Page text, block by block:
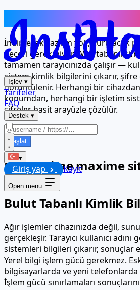
İşlev ▾
Tarifeler
FAQ
Destek ▾
▾
Giriş yap Kayıt
Open menu
Şifreleri
İndirilecek yazılım yok, kurulacak
beceri gerekmiyor. Web tabanlı
tamamen tarayıcınızda çalışır —
sistem kimlik bilgilerini çıkarır,
görüntülenir. Herhangi bir
konumdan, herhangi bir işletim
şifreler basit arayüzle çözülür.
Başlat
Nemo vitae maxime
Bulut Tabanlı Kimlik
Ağır işlemler cihazınızda değil,
gerçekleşir. Tarayıcı kullanıcı
sistemleri bilgileri çıkarır, sonuçlar
Yerel bilgi işlem gücü gerekmez.
bilgisayarlarda ve yeni telefonlarda
İşlem gücü sınırlamaları